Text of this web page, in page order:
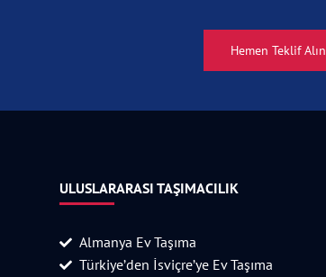
Hemen Teklif Alın
ULUSLARARASI TAŞIMACILIK
Almanya Ev Taşıma
Türkiye’den İsviçre’ye Ev Taşıma